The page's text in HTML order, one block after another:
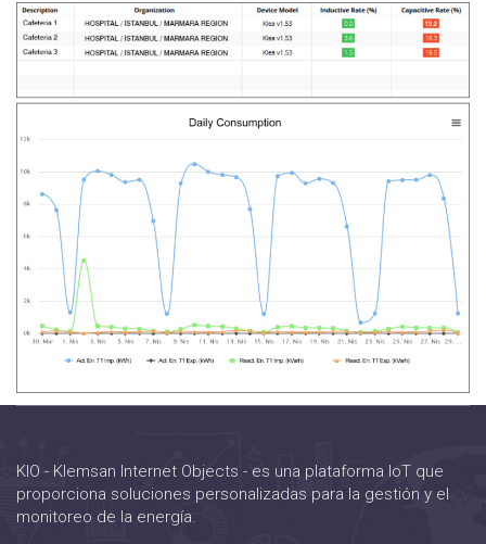
KIO - Klemsan Internet Objects - es una plataforma IoT que
proporciona soluciones personalizadas para la gestión y el
monitoreo de la energía.